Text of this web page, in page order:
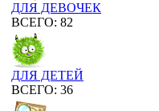
ДЛЯ ДЕВОЧЕК
ВСЕГО: 82
ДЛЯ ДЕТЕЙ
ВСЕГО: 36